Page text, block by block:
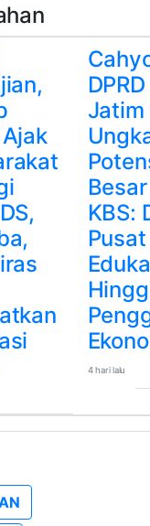
DPRD
Jatim
Besar
KBS:
Pusat
4 hari lalu